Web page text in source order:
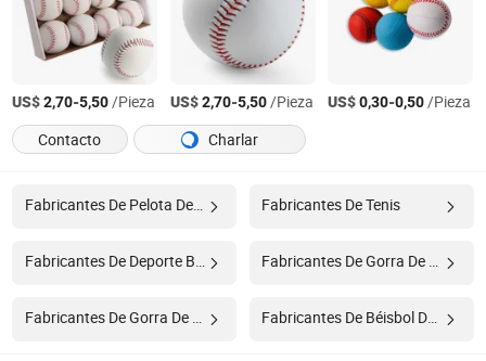
US$2,70-5,50/Pieza US$2,70-5,50/Pieza US$0,30-0,50/Pieza
Contacto
Charlar
Fabricantes De Pelota De Tenis Fabricantes De Tenis
Fabricantes De Béisbol De Algodón